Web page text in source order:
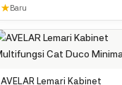
★ Baru
AVELAR Lemari Kabinet